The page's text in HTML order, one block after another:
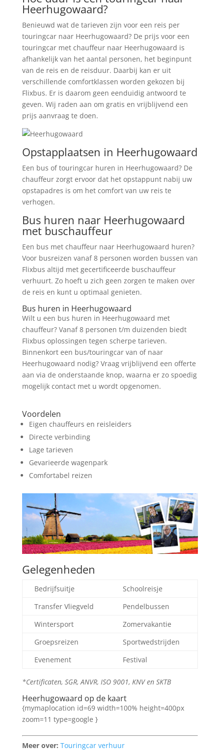
Heerhugowaard?
Benieuwd wat de tarieven zijn voor een reis per
touringcar naar Heerhugowaard? De prijs voor een
touringcar met chauffeur naar Heerhugowaard is
afhankelijk van het aantal personen, het beginpunt
van de reis en de reisduur. Daarbij kan er uit
verschillende comfortklassen worden gekozen bij
Flixbus. Er is daarom geen eenduidig antwoord te
geven. Wij raden aan om gratis en vrijblijvend een
prijs aanvraag te doen.
Opstapplaatsen in Heerhugowaard
Een bus of touringcar huren in Heerhugowaard? De
chauffeur zorgt ervoor dat het opstappunt nabij uw
opstapadres is om het comfort van uw reis te
verhogen.
Bus huren naar Heerhugowaard
met buschauffeur
Een bus met chauffeur naar Heerhugowaard huren?
Voor busreizen vanaf 8 personen worden bussen van
Flixbus altijd met gecertificeerde buschauffeur
verhuurt. Zo hoeft u zich geen zorgen te maken over
de reis en kunt u optimaal genieten.
Bus huren in Heerhugowaard
Wilt u een bus huren in Heerhugowaard met
chauffeur? Vanaf 8 personen t/m duizenden biedt
Flixbus oplossingen tegen scherpe tarieven.
Binnenkort een bus/touringcar van of naar
Heerhugowaard nodig? Vraag vrijblijvend een offerte
aan via de onderstaande knop, waarna er zo spoedig
mogelijk contact met u wordt opgenomen.
Voordelen
Eigen chauffeurs en reisleiders
Directe verbinding
Lage tarieven
Gevarieerde wagenpark
Comfortabel reizen
Gelegenheden
Bedrijfsuitje
Schoolreisje
Transfer Vliegveld
Pendelbussen
Wintersport
Zomervakantie
Groepsreizen
Sportwedstrijden
Evenement
Festival
*Certificaten, SGR, ANVR, ISO 9001, KNV en SKTB
Heerhugowaard op de kaart
{mymaplocation id=69 width=100% height=400px
zoom=11 type=google }
Meer over: Touringcar verhuur